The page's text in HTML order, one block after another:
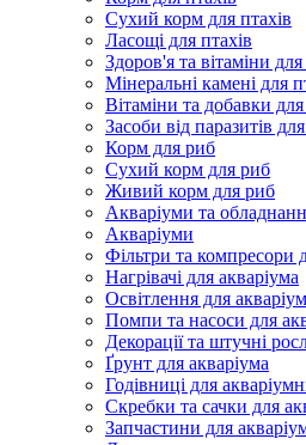
Сухий корм для птахів
Ласощі для птахів
Здоров'я та вітаміни для
Мінеральні камені для
Вітаміни та добавки для
Засоби від паразитів
Корм для риб
Сухий корм для риб
Живий корм для риб
Акваріуми та
Акваріуми
Фільтри та компресори
Нагрівачі для акваріума
Освітлення для
Помпи та насоси для
Декорації та штучні
Ґрунт для акваріума
Годівниці для
Скребки та сачки для
Запчастини для